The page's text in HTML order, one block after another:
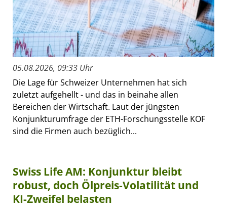
05.08.2026, 09:33 Uhr
Die Lage für Schweizer Unternehmen hat sich
zuletzt aufgehellt - und das in beinahe allen
Bereichen der Wirtschaft. Laut der jüngsten
Konjunkturumfrage der ETH-Forschungsstelle KOF
sind die Firmen auch bezüglich...
Swiss Life AM: Konjunktur bleibt
robust, doch Ölpreis-Volatilität und
KI-Zweifel belasten